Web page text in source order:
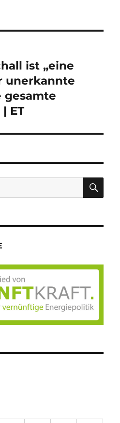
ist „eine
unerkannte
gesamte
ET